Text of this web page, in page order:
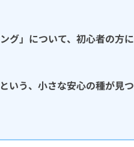
グ」について、初心者の方に
いう、小さな安心の種が見つ